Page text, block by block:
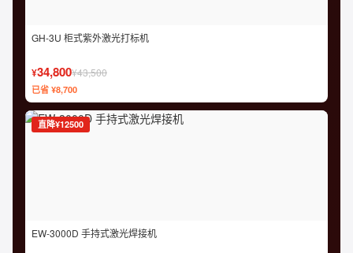
GH-3U 柜式紫外激光打标机
¥34,800¥43,500
已省 ¥8,700
直降¥12500
EW-3000D 手持式激光焊接机